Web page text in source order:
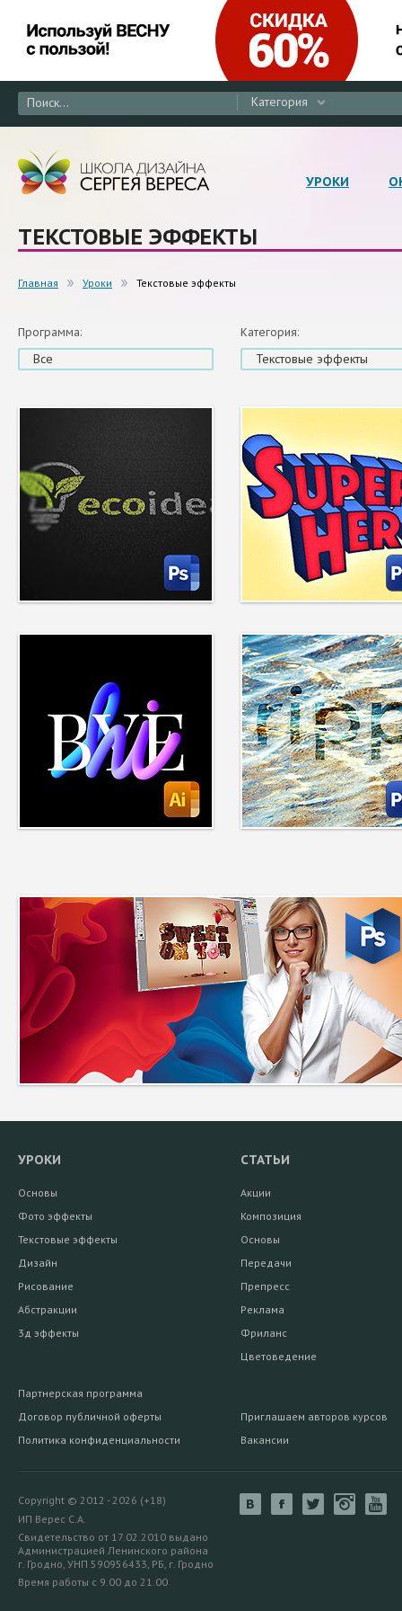
Категория
УРОКИ
ТЕКСТОВЫЕ ЭФФЕКТЫ
Главная Уроки Текстовые эффекты
Программа:
Все
Категория:
Текстовые эффекты
УРОКИ
Основы
Фото эффекты
Текстовые эффекты
Дизайн
Рисование
Абстракции
3д эффекты
СТАТЬИ
Акции
Композиция
Основы
Передачи
Препресс
Реклама
Фриланс
Цветоведение
Партнерская программа
Договор публичной оферты
Политика конфиденциальности
Приглашаем авторов курсов
Вакансии
Copyright © 2012 - 2026 (+18)
ИП Верес С.А.
Свидетельство от 17.02.2010 выдано
Администрацией Ленинского района
г. Гродно, УНП 590956433, РБ, г. Гродно
Время работы с 9.00 до 21.00